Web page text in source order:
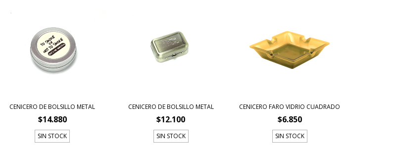
CENICERO DE BOLSILLO METAL
$14.880
SIN STOCK
CENICERO DE BOLSILLO METAL
$12.100
SIN STOCK
CENICERO FARO VIDRIO CUADRADO
$6.850
SIN STOCK